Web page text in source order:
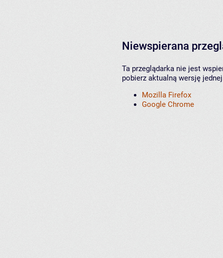
Niewspierana
Ta przeglądarka nie jest
pobierz aktualną wersję
Mozilla Firefox
Google Chrome